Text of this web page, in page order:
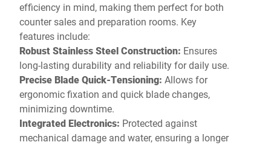
efficiency in mind, making them perfect for both
counter sales and preparation rooms. Key
features include:
Robust Stainless Steel Construction: Ensures
long-lasting durability and reliability for daily use.
Precise Blade Quick-Tensioning: Allows for
ergonomic fixation and quick blade changes,
minimizing downtime.
Integrated Electronics: Protected against
mechanical damage and water, ensuring a longer